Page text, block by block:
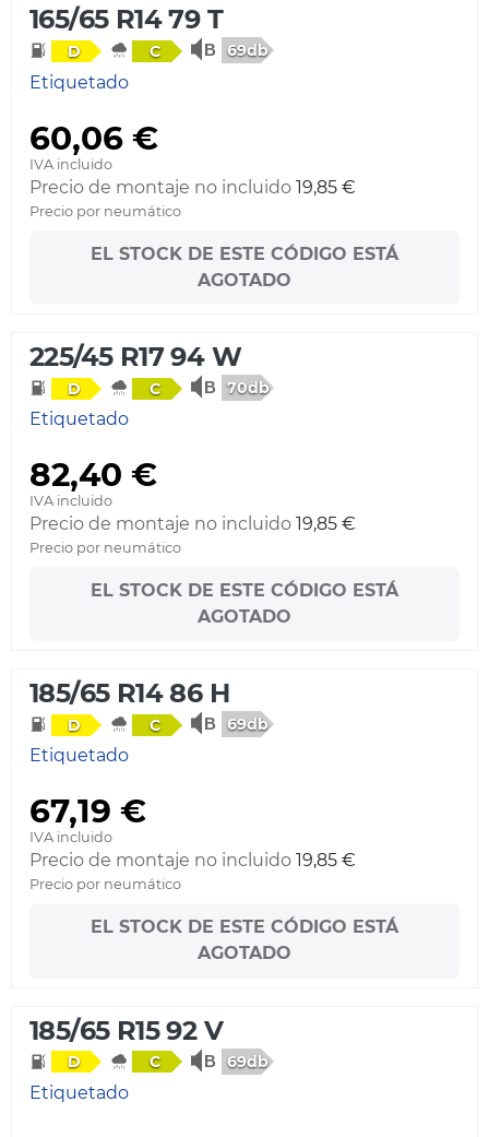
165/65 R14 79 T
D C 69db
Etiquetado
60,06 €
IVA incluido
Precio de montaje no incluido 19,85 €
Precio por neumático
EL STOCK DE ESTE CÓDIGO ESTÁ
AGOTADO
225/45 R17 94 W
D C 70db
Etiquetado
82,40 €
IVA incluido
Precio de montaje no incluido 19,85 €
Precio por neumático
EL STOCK DE ESTE CÓDIGO ESTÁ
AGOTADO
185/65 R14 86 H
D C 69db
Etiquetado
67,19 €
IVA incluido
Precio de montaje no incluido 19,85 €
Precio por neumático
EL STOCK DE ESTE CÓDIGO ESTÁ
AGOTADO
185/65 R15 92 V
D C 69db
Etiquetado